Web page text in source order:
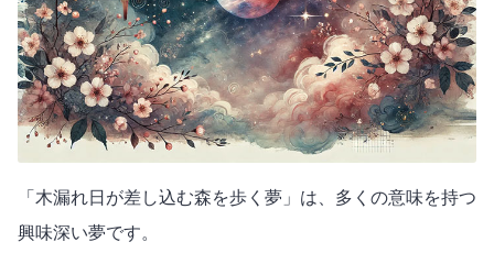
「木漏れ日が差し込む森を歩く夢」は、多くの意味を持つ
興味深い夢です。